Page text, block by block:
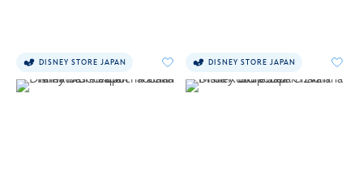
DISNEY STORE JAPAN DISNEY STORE JAPAN